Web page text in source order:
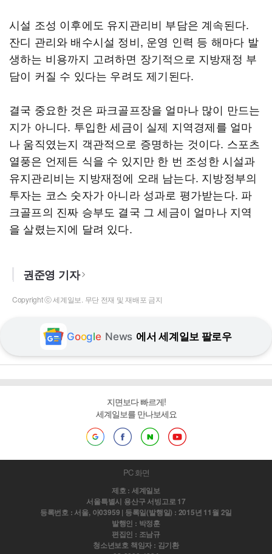
시설 조성 이후에도 유지관리비 부담은 계속된다.
잔디 관리와 배수시설 정비, 운영 인력 등 해마다 발
생하는 비용까지 고려하면 장기적으로 지방재정 부
담이 커질 수 있다는 우려도 제기된다.
결국 중요한 것은 파크골프장을 얼마나 많이 만드는
지가 아니다. 투입한 세금이 실제 지역경제를 얼마
나 움직였는지 객관적으로 증명하는 것이다. 스포츠
열풍은 언제든 식을 수 있지만 한 번 조성한 시설과
유지관리비는 지방재정에 오래 남는다. 지방정부의
투자는 코스 숫자가 아니라 성과로 평가받는다. 파
크골프의 진짜 승부도 결국 그 세금이 얼마나 지역
을 살렸는지에 달려 있다.
권준영 기자
Copyright ⓒ 세계일보. 무단 전재 및 재배포 금지
Google News 에서 세계일보 팔로우
지면보다 빠르게!
세계일보를 만나보세요
PC 화면
제호 : 세계일보
서울특별시 용산구 서빙고로 17
등록번호 : 서울, 아03959 | 등록일(발행일) : 2015년 11월 2일
발행인 : 박정훈
편집인 : 조남규
청소년보호 책임자 : 김기환